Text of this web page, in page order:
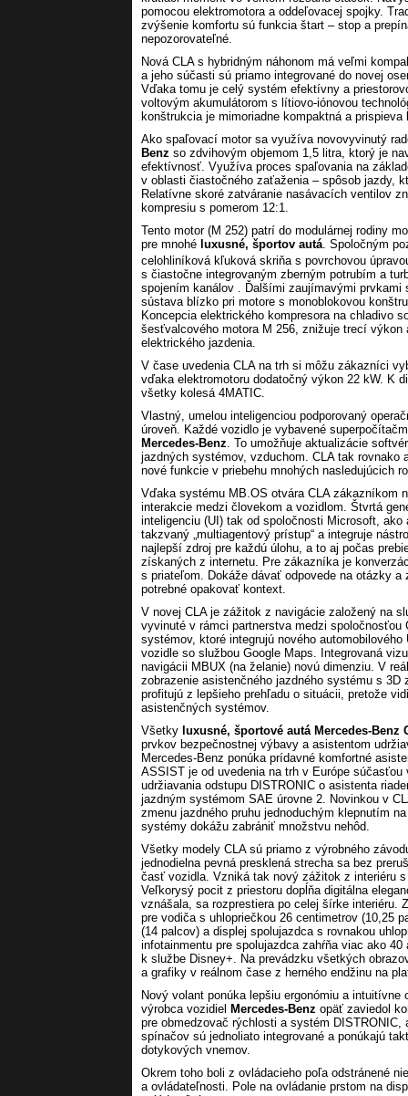
pomocou elektromotora a oddeľovacej spojky.
zvýšenie komfortu sú funkcia štart – stop a
nepozorovateľné.
Nová CLA s hybridným náhonom má veľmi
a jeho súčasti sú priamo integrované do novej
Vďaka tomu je celý systém efektívny a
voltovým akumulátorom s lítiovo-iónovou
konštrukcia je mimoriadne kompaktná a
Ako spaľovací motor sa využíva novovyvinutý
Benz so zdvihovým objemom 1,5 litra, ktorý je
efektívnosť. Využíva proces spaľovania na
v oblasti čiastočného zaťaženia – spôsob jazdy,
Relatívne skoré zatváranie nasávacích ventilov
kompresiu s pomerom 12:1.
Tento motor (M 252) patrí do modulárnej rodiny
pre mnohé luxusné, športov autá . Spoločným
celohliníková kľuková skriňa s povrchovou
s čiastočne integrovaným zberným potrubím a
spojením kanálov . Ďalšími zaujímavými
sústava blízko pri motore s monoblokovou
Koncepcia elektrického kompresora na chladivo
šesťvalcového motora M 256, znižuje trecí
elektrického jazdenia.
V čase uvedenia CLA na trh si môžu zákazníci
vďaka elektromotoru dodatočný výkon 22 kW. K
všetky kolesá 4MATIC.
Vlastný, umelou inteligenciou podporovaný
úroveň. Každé vozidlo je vybavené
Mercedes-Benz . To umožňuje aktualizácie
jazdných systémov, vzduchom. CLA tak rovnako
nové funkcie v priebehu mnohých nasledujúcich
Vďaka systému MB.OS otvára CLA zákazníkom
interakcie medzi človekom a vozidlom. Štvrtá
inteligenciu (UI) tak od spoločnosti Microsoft,
takzvaný „multiagentový prístup“ a integruje
najlepší zdroj pre každú úlohu, a to aj počas
získaných z internetu. Pre zákazníka je
s priateľom. Dokáže dávať odpovede na otázky
potrebné opakovať kontext.
V novej CLA je zážitok z navigácie založený na
vyvinuté v rámci partnerstva medzi
systémov, ktoré integrujú nového
vozidle so službou Google Maps. Integrovaná
navigácii MBUX (na želanie) novú dimenziu. V
zobrazenie asistenčného jazdného systému s
profitujú z lepšieho prehľadu o situácii, pretože
asistenčných systémov.
Všetky luxusné, športové autá Mercedes-Benz
prvkov bezpečnostnej výbavy a asistentom
Mercedes-Benz ponúka prídavné komfortné
ASSIST je od uvedenia na trh v Európe
udržiavania odstupu DISTRONIC o asistenta
jazdným systémom SAE úrovne 2. Novinkou v
zmenu jazdného pruhu jednoduchým klepnutím
systémy dokážu zabrániť množstvu nehôd.
Všetky modely CLA sú priamo z výrobného
jednodielna pevná presklená strecha sa bez
časť vozidla. Vzniká tak nový zážitok z interiéru
Veľkorysý pocit z priestoru dopĺňa digitálna
vznášala, sa rozprestiera po celej šírke interiéru.
pre vodiča s uhlopriečkou 26 centimetrov (10,25
(14 palcov) a displej spolujazdca s rovnakou
infotainmentu pre spolujazdca zahŕňa viac ako
k službe Disney+. Na prevádzku všetkých
a grafiky v reálnom čase z herného endžinu na
Nový volant ponúka lepšiu ergonómiu a
výrobca vozidiel Mercedes‑Benz opäť zaviedol
pre obmedzovač rýchlosti a systém
spínačov sú jednoliato integrované a ponúkajú
dotykových vnemov.
Okrem toho boli z ovládacieho poľa odstránené
a ovládateľnosti. Pole na ovládanie prstom na